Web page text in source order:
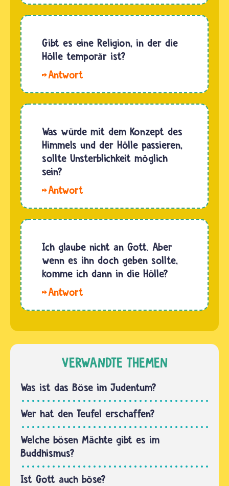
eine
der Bibel,
in der
Seher
Johannes
den
Jesus
sieht.
Weil er
von der…
Gibt es eine Religion, in der die
Hölle temporär ist?
Hölle ist
ein
schlimmer
Ort. Es
gibt
Religionen
in denen
es eine
und
andere…
Was würde mit dem Konzept des
Himmels und der Hölle passieren,
sollte Unsterblichkeit möglich
sein?
Himmel
allem die
Hölle
sind
nicht
mehr
dem Tod
kann…
Ich glaube nicht an Gott. Aber
wenn es ihn doch geben sollte,
komme ich dann in die Hölle?
Die Hölle
ist kein
Ort, an
dem der
Teufel
sein
Unwesen
treibt.
Viele
Menschen
glauben…
VERWANDTE THEMEN
Was ist das Böse im Judentum?
Wer hat den Teufel erschaffen?
Welche bösen Mächte gibt es im
Buddhismus?
Ist Gott auch böse?